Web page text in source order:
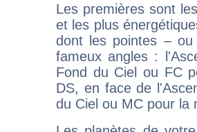
Les premières sont
et les plus
dont les pointes –
fameux angles :
Fond du Ciel ou FC
DS, en face de
du Ciel ou MC pour la